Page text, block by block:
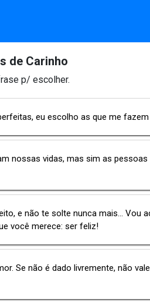
de Carinho
p/ escolher.
eu escolho as que me
nossas vidas, mas sim as pessoas
e não te solte nunca mais... Vou
você merece: ser feliz!
Se não é dado livremente, não